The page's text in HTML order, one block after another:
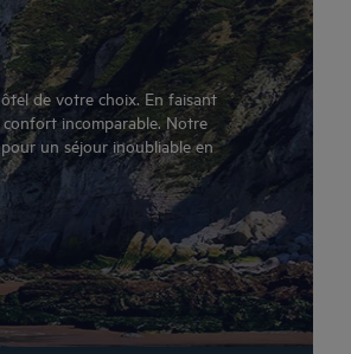
de votre choix. En faisant
confort incomparable. Notre
un séjour inoubliable en